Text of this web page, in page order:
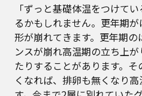
「ずっと基礎体温をつけて
るかもしれません。更年期
形が崩れてきます。更年期
ンスが崩れ高温期の立ち上
たりすることがあります。
くなれば、排卵も無くなり